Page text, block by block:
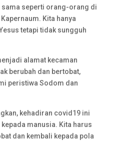
sama seperti orang-orang di
Kita hanya
tetapi tidak sungguh
alamat kecaman
berubah dan bertobat,
peristiwa Sodom dan
kehadiran covid19 ini
manusia. Kita harus
dan kembali kepada pola